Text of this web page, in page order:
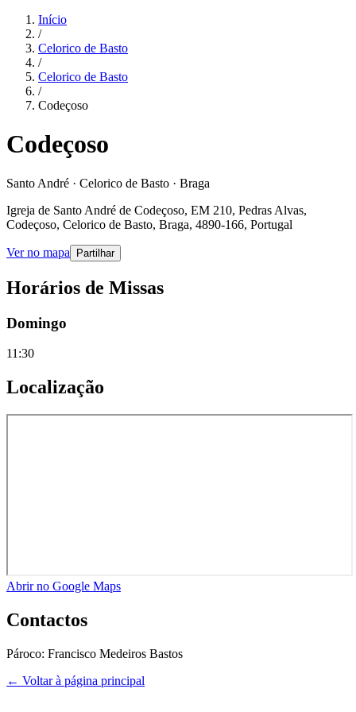
Início
/
Celorico de Basto
/
Celorico de Basto
/
Codeçoso
Codeçoso
Santo André · Celorico de Basto · Braga
Igreja de Santo André de Codeçoso, EM 210, Pedras Alvas,
Codeçoso, Celorico de Basto, Braga, 4890-166, Portugal
Ver no mapa Partilhar
Horários de Missas
Domingo
11:30
Localização
Abrir no Google Maps
Contactos
Pároco: Francisco Medeiros Bastos
← Voltar à página principal